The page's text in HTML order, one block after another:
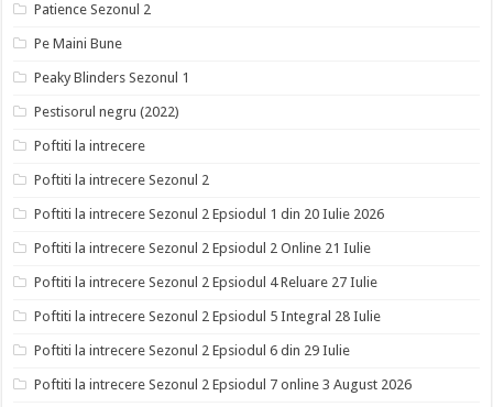
Patience Sezonul 2
Pe Maini Bune
Peaky Blinders Sezonul 1
Pestisorul negru (2022)
Poftiti la intrecere
Poftiti la intrecere Sezonul 2
Poftiti la intrecere Sezonul 2 Epsiodul 1 din 20 Iulie 2026
Poftiti la intrecere Sezonul 2 Epsiodul 2 Online 21 Iulie
Poftiti la intrecere Sezonul 2 Epsiodul 4 Reluare 27 Iulie
Poftiti la intrecere Sezonul 2 Epsiodul 5 Integral 28 Iulie
Poftiti la intrecere Sezonul 2 Epsiodul 6 din 29 Iulie
Poftiti la intrecere Sezonul 2 Epsiodul 7 online 3 August 2026